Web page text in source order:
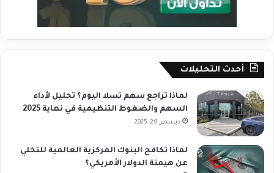
أحدث التحليلات
لماذا تراجع سهم تسلا اليوم؟ تحليل لأداء
السهم والضغوط التنظيمية في نهاية 2025
ديسمبر 29, 2025
لماذا تكافح البنوك المركزية العالمية للتخلي
عن هيمنة الدولار الأمريكي؟